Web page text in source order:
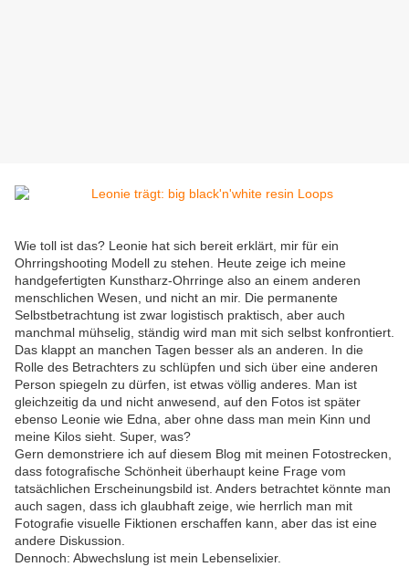
Wie toll ist das? Leonie hat sich bereit erklärt, mir für ein
Ohrringshooting Modell zu stehen. Heute zeige ich meine
handgefertigten Kunstharz-Ohrringe also an einem anderen
menschlichen Wesen, und nicht an mir. Die permanente
Selbstbetrachtung ist zwar logistisch praktisch, aber auch
manchmal mühselig, ständig wird man mit sich selbst konfrontiert.
Das klappt an manchen Tagen besser als an anderen. In die
Rolle des Betrachters zu schlüpfen und sich über eine anderen
Person spiegeln zu dürfen, ist etwas völlig anderes. Man ist
gleichzeitig da und nicht anwesend, auf den Fotos ist später
ebenso Leonie wie Edna, aber ohne dass man mein Kinn und
meine Kilos sieht. Super, was?
Gern demonstriere ich auf diesem Blog mit meinen Fotostrecken,
dass fotografische Schönheit überhaupt keine Frage vom
tatsächlichen Erscheinungsbild ist. Anders betrachtet könnte man
auch sagen, dass ich glaubhaft zeige, wie herrlich man mit
Fotografie visuelle Fiktionen erschaffen kann, aber das ist eine
andere Diskussion.
Dennoch: Abwechslung ist mein Lebenselixier.